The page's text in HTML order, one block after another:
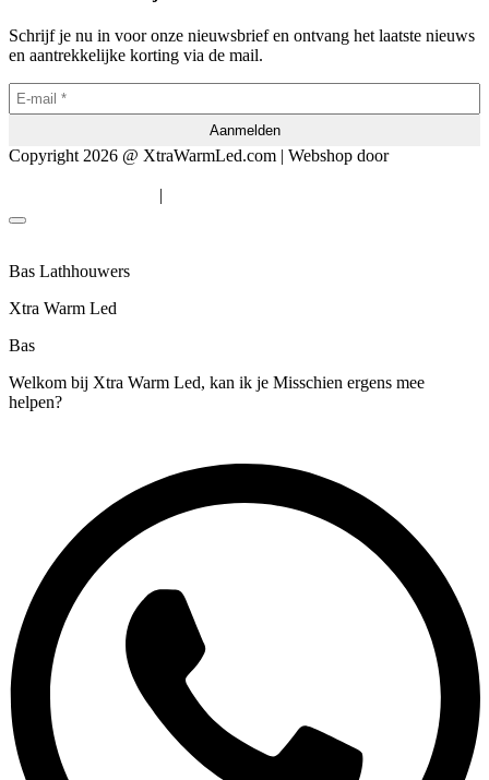
Schrijf je nu in voor onze nieuwsbrief en ontvang het laatste nieuws
en aantrekkelijke korting via de mail.
Copyright 2026 @ XtraWarmLed.com | Webshop door
|
Bas Lathhouwers
Xtra Warm Led
Bas
Welkom bij Xtra Warm Led, kan ik je Misschien ergens mee
helpen?